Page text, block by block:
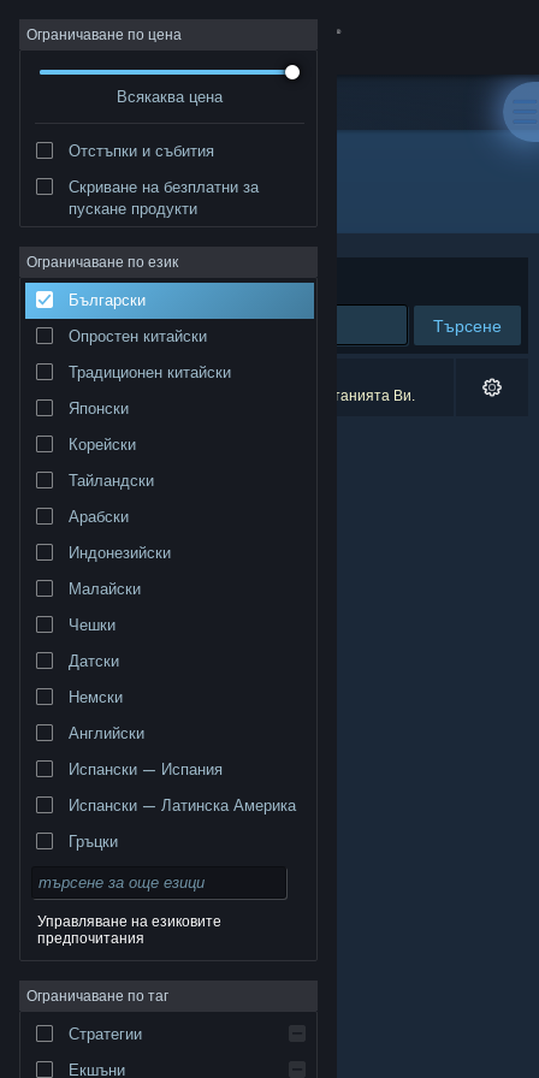
Вписване
Относно
Поддръжка
Смяна на езика
търговски марки принадлежат на съответните им
собственици в САЩ и други страни.
поверителност|Юридическа информация|
Достъпност|Условия за ползване на Steam
Възстановявания|Бисквитки
Ограничаване по цена
Всякаква цена
Отстъпки и събития
Скриване на безплатни за
пускане продукти
Ограничаване по език
Български
Опростен китайски
Традиционен китайски
Японски
Корейски
Тайландски
Арабски
Индонезийски
Малайски
Чешки
Датски
Немски
Английски
Испански — Испания
Испански — Латинска Америка
Гръцки
Управляване на езиковите
предпочитания
Ограничаване по таг
Стратегии
Екшъни
Разработчик: Nerdvision Games
Сортиране по Съответстване
Търсене
0 резултата съответстват на търсенето Ви.
6 заглавия бяха изключени спрямо предпочитанията Ви.